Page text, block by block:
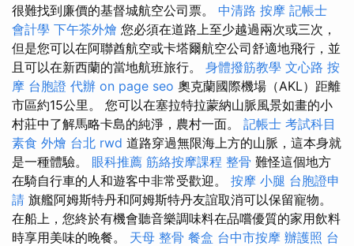
很難找到廉價的基督城航空公司票。 中清路 按摩 記帳士
會計學 下午茶外燴 您必須在道路上至少越過兩次或三次，
但是您可以在阿聯酋航空或卡塔爾航空公司舒適地飛行，並
且可以在新西蘭的當地航班旅行。 身體撥筋教學 文心路 按
摩 台胞證 代辦 on page seo 奧克蘭國際機場（AKL）距離
市區約15公里。 您可以在塞拉特拉蒙納山脈風景如畫的小
村莊中了解馬略卡島的純淨，農村一面。 記帳士 考試科目
素食 外燴 台北 rwd 道路穿過無限海上方的山脈，這本身就
是一種體驗。 眼科推薦 筋絡按摩課程 整骨 難怪這個地方
在騎自行車的人和遊客中非常受歡迎。 按摩 小腿 台胞證申
請 旗艦阿姆斯特丹和阿姆斯特丹友誼取消可以保留寵物。
在船上，您終於有機會聽音樂調味料在品嚐優質的家用飲料
時享用美味的晚餐。 天母 整骨 餐盒 台中市按摩 辦護照 台